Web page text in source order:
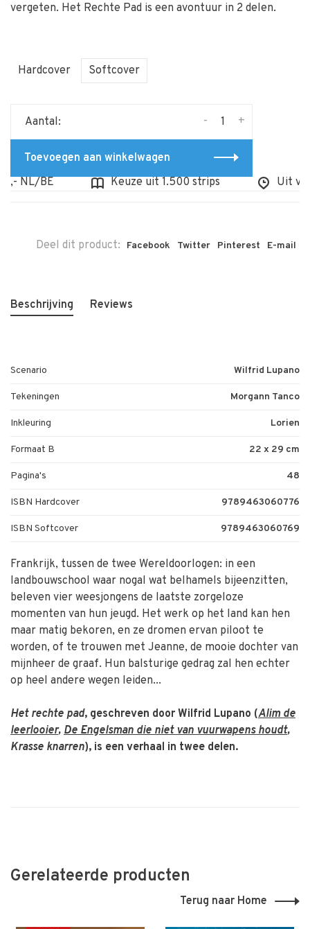
vergeten. Het Rechte Pad is een avontuur in 2 delen.
Hardcover Softcover
Aantal: +
-
Toevoegen aan winkelwagen
NL/BE
Keuze uit 1.500 strips Uit
Deel dit product: Facebook Twitter Pinterest E-mail
Beschrijving Reviews
Scenario Wilfrid Lupano
Tekeningen Morgann Tanco
Inkleuring Lorien
Formaat B 22 x 29 cm
Pagina's 48
ISBN Hardcover 9789463060776
ISBN Softcover 9789463060769
Frankrijk, tussen de twee Wereldoorlogen: in een
landbouwschool waar nogal wat belhamels bijeenzitten,
beleven vier weesjongens de laatste zorgeloze
momenten van hun jeugd. Het werk op het land kan hen
maar matig bekoren, en ze dromen ervan piloot te
worden, of te trouwen met Jeanne, de mooie dochter van
mijnheer de graaf. Hun balsturige gedrag zal hen echter
op heel andere wegen leiden...
Het rechte pad, geschreven door Wilfrid Lupano (Alim de
leerlooier, De Engelsman die niet van vuurwapens houdt,
Krasse knarren), is een verhaal in twee delen.
Gerelateerde producten
Terug naar Home